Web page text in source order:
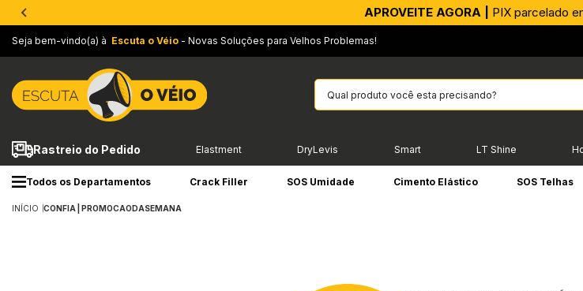
APROVEITE AGORA | PIX parcelado
Seja bem-vindo(a) à Escuta o Véio - Novas Soluções para Velhos Problemas!
Rastreio do Pedido Elastment DryLevis Smart LT Shine
Todos os Departamentos Crack Filler SOS Umidade Cimento Elástico SOS Telhas
INÍCIO CONFIA | PROMOCAODASEMANA